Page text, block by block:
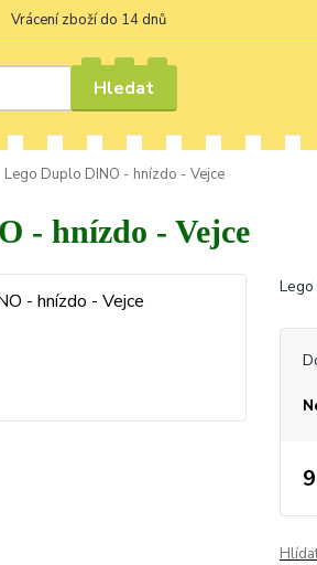
Vrácení zboží do 14 dnů
Hledat
Lego Duplo DINO - hnízdo - Vejce
- hnízdo - Vejce